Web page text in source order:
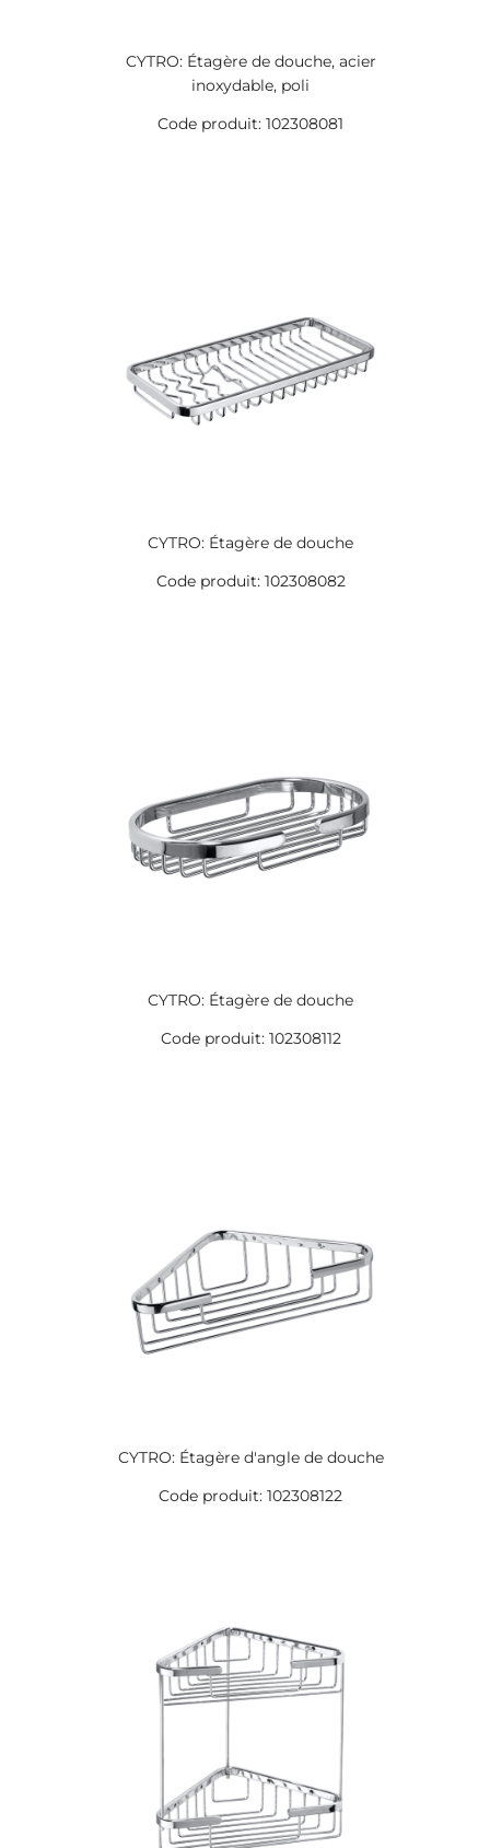
CYTRO: Étagère de douche, acier
inoxydable, poli
Code produit: 102308081
CYTRO: Étagère de douche
Code produit: 102308082
CYTRO: Étagère de douche
Code produit: 102308112
CYTRO: Étagère d'angle de douche
Code produit: 102308122